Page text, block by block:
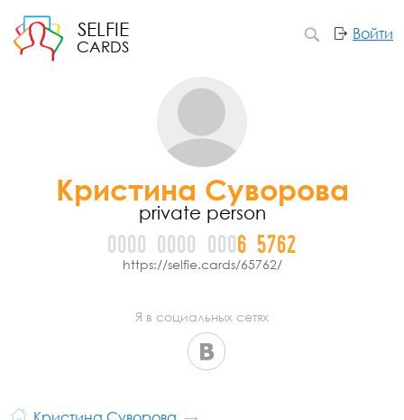
SELFIE
CARDS
Войти
Кристина Суворова
private person
0000 0000 0006 5762
https://selfie.cards/65762/
Я в социальных сетях